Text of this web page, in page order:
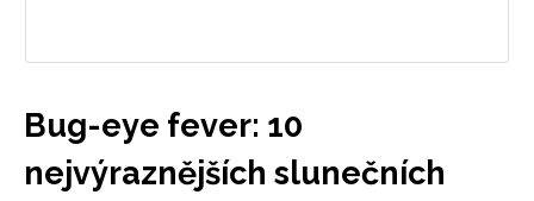
Bug-eye fever: 10
nejvýraznějších slunečních